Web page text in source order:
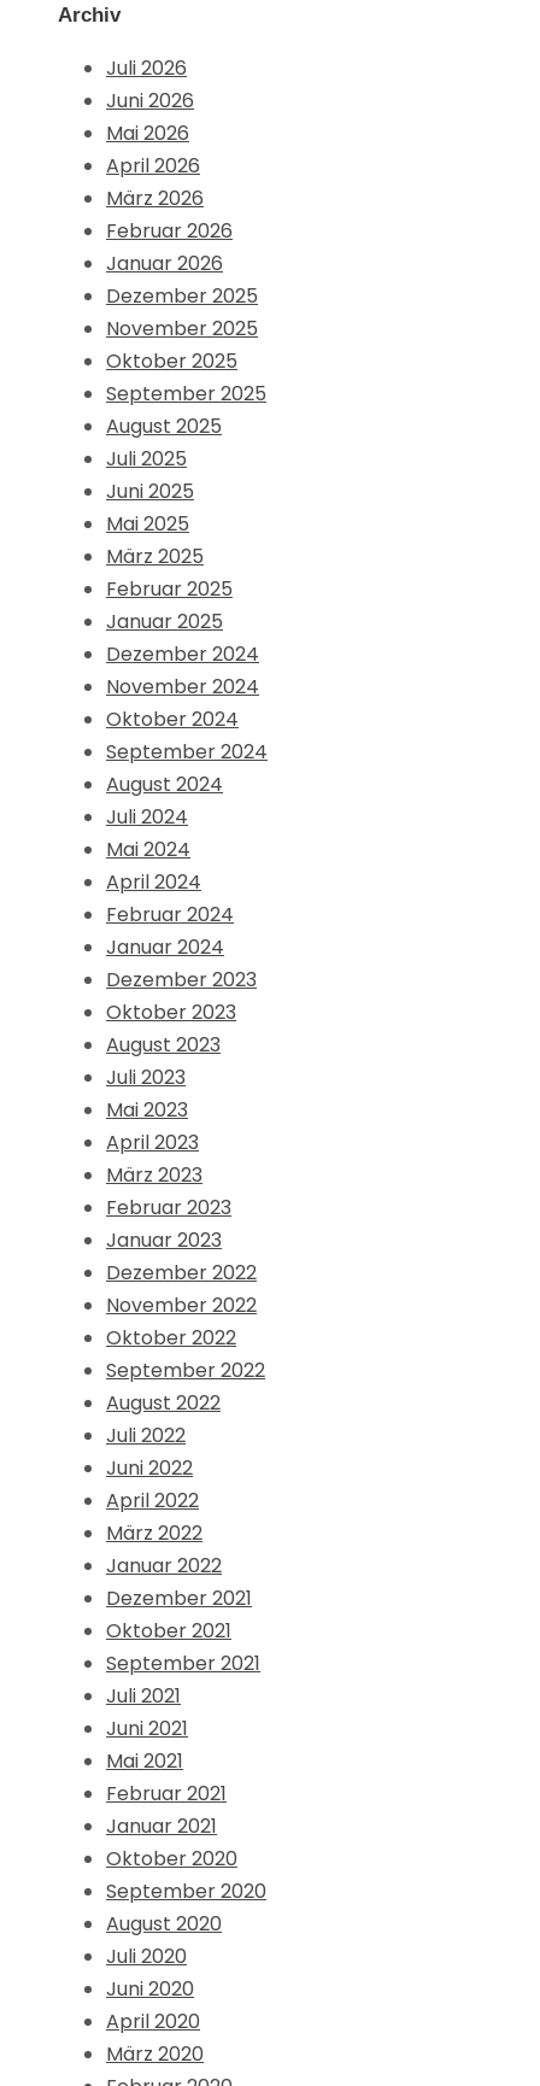
Archiv
Juli 2026
Juni 2026
Mai 2026
April 2026
März 2026
Februar 2026
Januar 2026
Dezember 2025
November 2025
Oktober 2025
September 2025
August 2025
Juli 2025
Juni 2025
Mai 2025
März 2025
Februar 2025
Januar 2025
Dezember 2024
November 2024
Oktober 2024
September 2024
August 2024
Juli 2024
Mai 2024
April 2024
Februar 2024
Januar 2024
Dezember 2023
Oktober 2023
August 2023
Juli 2023
Mai 2023
April 2023
März 2023
Februar 2023
Januar 2023
Dezember 2022
November 2022
Oktober 2022
September 2022
August 2022
Juli 2022
Juni 2022
April 2022
März 2022
Januar 2022
Dezember 2021
Oktober 2021
September 2021
Juli 2021
Juni 2021
Mai 2021
Februar 2021
Januar 2021
Oktober 2020
September 2020
August 2020
Juli 2020
Juni 2020
April 2020
März 2020